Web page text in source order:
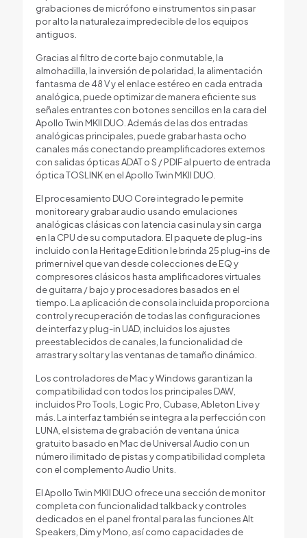
grabaciones de micrófono e instrumentos sin pasar
por alto la naturaleza impredecible de los equipos
antiguos.
Gracias al filtro de corte bajo conmutable, la
almohadilla, la inversión de polaridad, la alimentación
fantasma de 48 V y el enlace estéreo en cada entrada
analógica, puede optimizar de manera eficiente sus
señales entrantes con botones sencillos en la cara del
Apollo Twin MKII DUO. Además de las dos entradas
analógicas principales, puede grabar hasta ocho
canales más conectando preamplificadores externos
con salidas ópticas ADAT o S / PDIF al puerto de entrada
óptica TOSLINK en el Apollo Twin MKII DUO.
El procesamiento DUO Core integrado le permite
monitorear y grabar audio usando emulaciones
analógicas clásicas con latencia casi nula y sin carga
en la CPU de su computadora. El paquete de plug-ins
incluido con la Heritage Edition le brinda 25 plug-ins de
primer nivel que van desde colecciones de EQ y
compresores clásicos hasta amplificadores virtuales
de guitarra / bajo y procesadores basados ​​en el
tiempo. La aplicación de consola incluida proporciona
control y recuperación de todas las configuraciones
de interfaz y plug-in UAD, incluidos los ajustes
preestablecidos de canales, la funcionalidad de
arrastrar y soltar y las ventanas de tamaño dinámico.
Los controladores de Mac y Windows garantizan la
compatibilidad con todos los principales DAW,
incluidos Pro Tools, Logic Pro, Cubase, Ableton Live y
más. La interfaz también se integra a la perfección con
LUNA, el sistema de grabación de ventana única
gratuito basado en Mac de Universal Audio con un
número ilimitado de pistas y compatibilidad completa
con el complemento Audio Units.
El Apollo Twin MKII DUO ofrece una sección de monitor
completa con funcionalidad talkback y controles
dedicados en el panel frontal para las funciones Alt
Speakers, Dim y Mono, así como capacidades de